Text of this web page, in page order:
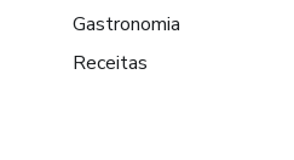
Gastronomia
Receitas